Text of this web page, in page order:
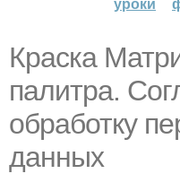
Краска
палитра.
обработку
данных